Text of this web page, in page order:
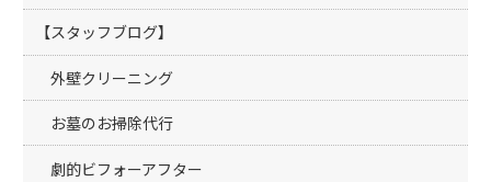
【スタッフブログ】
外壁クリーニング
お墓のお掃除代行
劇的ビフォーアフター